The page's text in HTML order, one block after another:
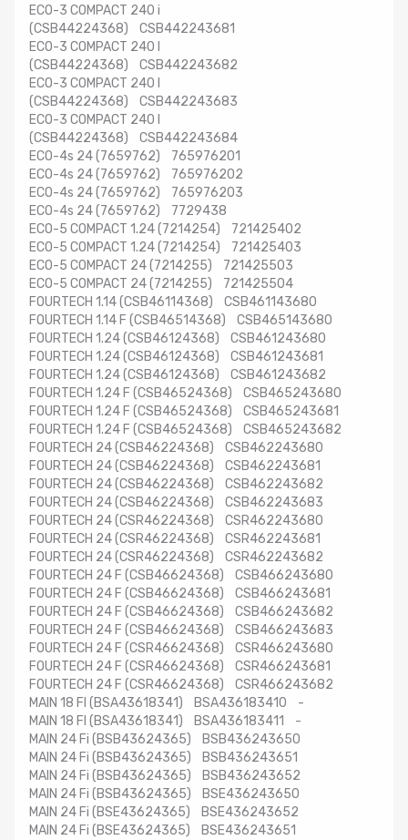
ECO-3 COMPACT 240 i
(CSB44224368) CSB442243681
ECO-3 COMPACT 240 I
(CSB44224368) CSB442243682
ECO-3 COMPACT 240 I
(CSB44224368) CSB442243683
ECO-3 COMPACT 240 I
(CSB44224368) CSB442243684
ECO-4s 24 (7659762) 765976201
ECO-4s 24 (7659762) 765976202
ECO-4s 24 (7659762) 765976203
ECO-4s 24 (7659762) 7729438
ECO-5 COMPACT 1.24 (7214254) 721425402
ECO-5 COMPACT 1.24 (7214254) 721425403
ECO-5 COMPACT 24 (7214255) 721425503
ECO-5 COMPACT 24 (7214255) 721425504
FOURTECH 1.14 (CSB46114368) CSB461143680
FOURTECH 1.14 F (CSB46514368) CSB465143680
FOURTECH 1.24 (CSB46124368) CSB461243680
FOURTECH 1.24 (CSB46124368) CSB461243681
FOURTECH 1.24 (CSB46124368) CSB461243682
FOURTECH 1.24 F (CSB46524368) CSB465243680
FOURTECH 1.24 F (CSB46524368) CSB465243681
FOURTECH 1.24 F (CSB46524368) CSB465243682
FOURTECH 24 (CSB46224368) CSB462243680
FOURTECH 24 (CSB46224368) CSB462243681
FOURTECH 24 (CSB46224368) CSB462243682
FOURTECH 24 (CSB46224368) CSB462243683
FOURTECH 24 (CSR46224368) CSR462243680
FOURTECH 24 (CSR46224368) CSR462243681
FOURTECH 24 (CSR46224368) CSR462243682
FOURTECH 24 F (CSB46624368) CSB466243680
FOURTECH 24 F (CSB46624368) CSB466243681
FOURTECH 24 F (CSB46624368) CSB466243682
FOURTECH 24 F (CSB46624368) CSB466243683
FOURTECH 24 F (CSR46624368) CSR466243680
FOURTECH 24 F (CSR46624368) CSR466243681
FOURTECH 24 F (CSR46624368) CSR466243682
MAIN 18 FI (BSA43618341) BSA436183410 -
MAIN 18 FI (BSA43618341) BSA436183411 -
MAIN 24 Fi (BSB43624365) BSB436243650
MAIN 24 Fi (BSB43624365) BSB436243651
MAIN 24 Fi (BSB43624365) BSB436243652
MAIN 24 Fi (BSB43624365) BSE436243650
MAIN 24 Fi (BSE43624365) BSE436243652
MAIN 24 Fi (BSE43624365) BSE436243651